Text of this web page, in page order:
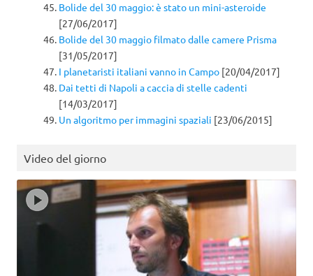
Bolide del 30 maggio: è stato un mini-asteroide
[27/06/2017]
Bolide del 30 maggio filmato dalle camere Prisma
[31/05/2017]
I planetaristi italiani vanno in Campo [20/04/2017]
Dai tetti di Napoli a caccia di stelle cadenti
[14/03/2017]
Un algoritmo per immagini spaziali [23/06/2015]
Video del giorno